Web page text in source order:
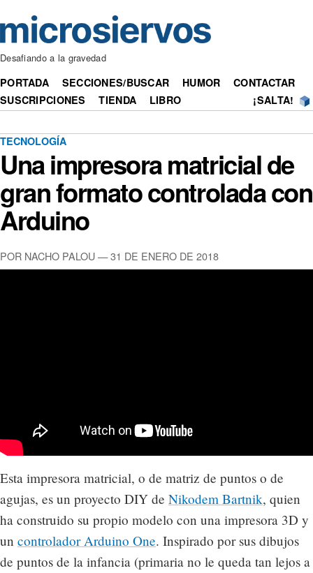
Desafiando a la gravedad
PORTADA SECCIONES/BUSCAR HUMOR
CONTACTAR
SUSCRIPCIONES
TIENDA LIBRO ¡SALTA!
TECNOLOGÍA
Una impresora matricial de
gran formato controlada con
Arduino
POR NACHO PALOU — 31 DE ENERO DE 2018
Esta impresora matricial, o de matriz de puntos o de
agujas, es un proyecto DIY de Nikodem Bartnik, quien
ha construido su propio modelo con una impresora 3D y
un controlador Arduino One. Inspirado por sus dibujos
de puntos de la infancia (primaria no le queda tan lejos a